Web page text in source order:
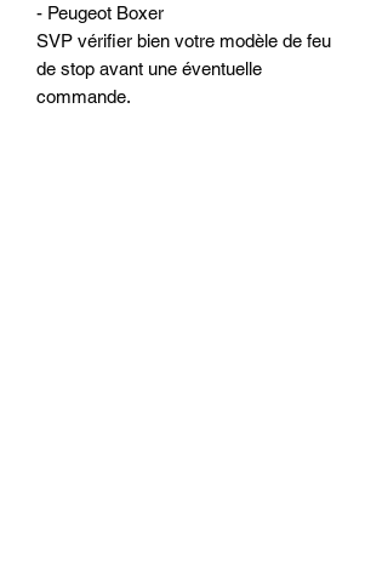
- Peugeot Boxer
SVP vérifier bien votre modèle de feu
de stop avant une éventuelle
commande.